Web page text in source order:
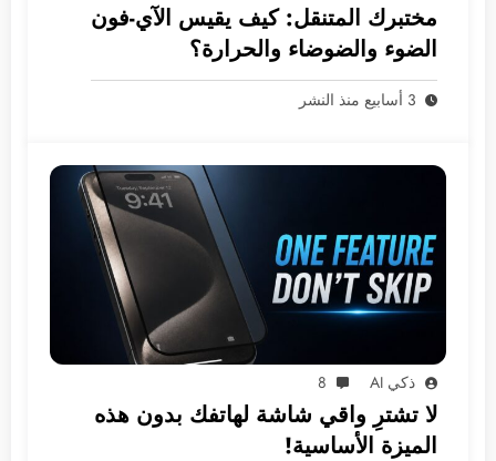
مختبرك المتنقل: كيف يقيس الآي-فون
الضوء والضوضاء والحرارة؟
3 أسابيع منذ النشر
ذكي AI 8
لا تشترِ واقي شاشة لهاتفك بدون هذه
الميزة الأساسية!